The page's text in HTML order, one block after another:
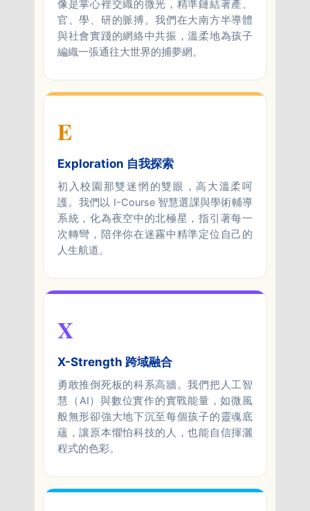
像是掌心裡交織的微光，精準鏈結著產、
官、學、研的脈搏。我們在大南方半導體
與社會實踐的網絡中共振，溫柔地為孩子
編織一張通往大世界的捕夢網。
E
Exploration 自我探索
初入校園那雙迷惘的雙眼，高大溫柔呵
護。我們以 I-Course 智慧選課與學術輔導
系統，化為夜空中的北極星，指引著每一
次轉彎，陪伴你在迷霧中精準定位自己的
人生航道。
X
X-Strength 跨域融合
勇敢推倒死板的科系高牆。我們把人工智
慧（AI）與數位實作的實戰能量，如微風
般無形卻強大地下沉至每個孩子的靈魂底
蘊，讓原本懼怕科技的人，也能自信揮灑
程式的色彩。